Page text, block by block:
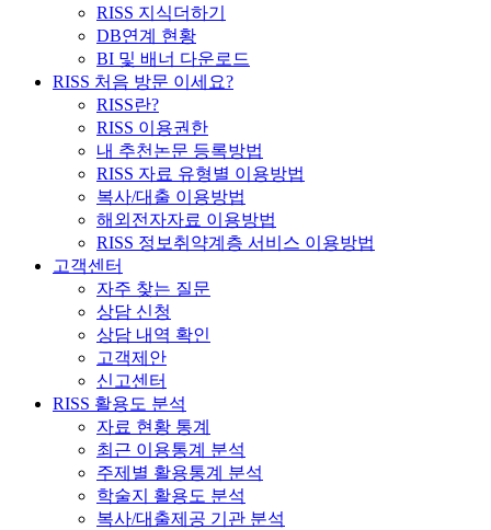
RISS 지식더하기
DB연계 현황
BI 및 배너 다운로드
RISS 처음 방문 이세요?
RISS란?
RISS 이용권한
내 추천논문 등록방법
RISS 자료 유형별 이용방법
복사/대출 이용방법
해외전자자료 이용방법
RISS 정보취약계층 서비스 이용방법
고객센터
자주 찾는 질문
상담 신청
상담 내역 확인
고객제안
신고센터
RISS 활용도 분석
자료 현황 통계
최근 이용통계 분석
주제별 활용통계 분석
학술지 활용도 분석
복사/대출제공 기관 분석